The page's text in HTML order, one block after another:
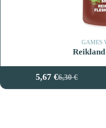
GAMES
Reikland
6,30€
El
precio
5,67 €El
precio